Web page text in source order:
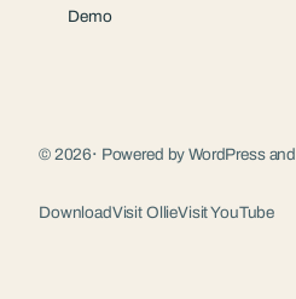
Demo
© 2026· Powered by WordPress and
DownloadVisit OllieVisit YouTube